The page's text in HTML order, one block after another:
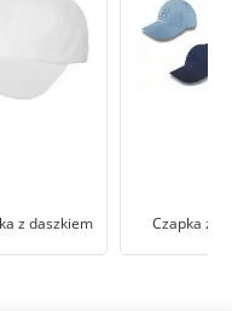
z daszkiem Czapka z